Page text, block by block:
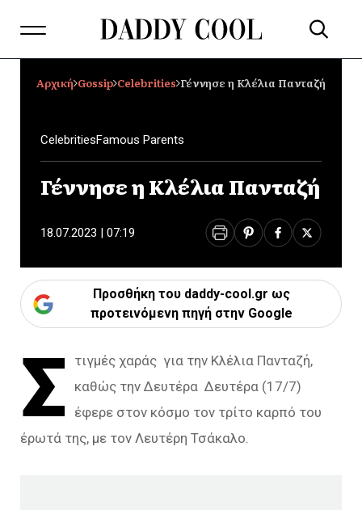
Αρχική Gossip Celebrities Γέννησε η Κλέλια Πανταζή
CelebritiesFamous Parents
Γέννησε η Κλέλια Πανταζή
18.07.2023 | 07:19
Προσθήκη του daddy-cool.gr ως
προτεινόμενη πηγή στην Google
Σ
τιγμές χαράς για την Κλέλια Πανταζή,
καθώς την Δευτέρα Δευτέρα (17/7)
έφερε στον κόσμο τον τρίτο καρπό του
έρωτά της, με τον Λευτέρη Τσάκαλο.